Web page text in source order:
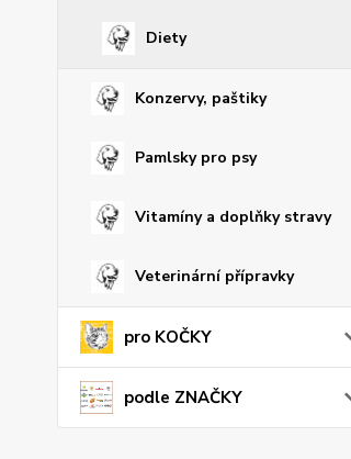
Diety
Konzervy, paštiky
Pamlsky pro psy
Vitamíny a doplňky stravy
Veterinární přípravky
pro KOČKY
podle ZNAČKY